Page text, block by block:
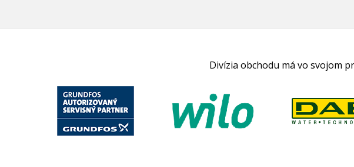
Divízia obchodu má vo svojom